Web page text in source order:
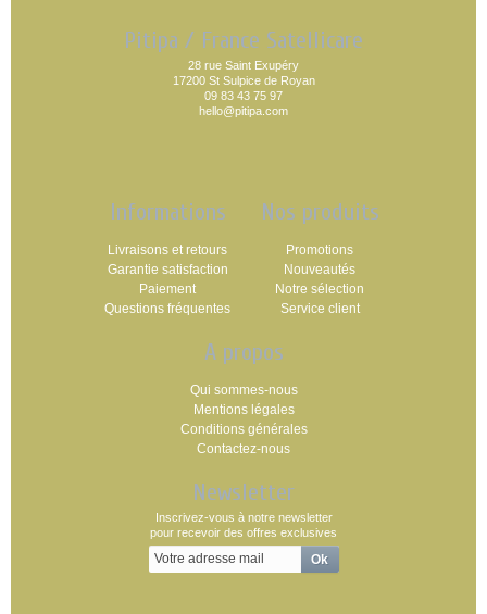
Pitipa / France Satellicare
28 rue Saint Exupéry
17200 St Sulpice de Royan
09 83 43 75 97
hello@pitipa.com
Informations
Livraisons et retours
Garantie satisfaction
Paiement
Questions fréquentes
Nos produits
Promotions
Nouveautés
Notre sélection
Service client
A propos
Qui sommes-nous
Mentions légales
Conditions générales
Contactez-nous
Newsletter
Inscrivez-vous à notre newsletter
pour recevoir des offres exclusives